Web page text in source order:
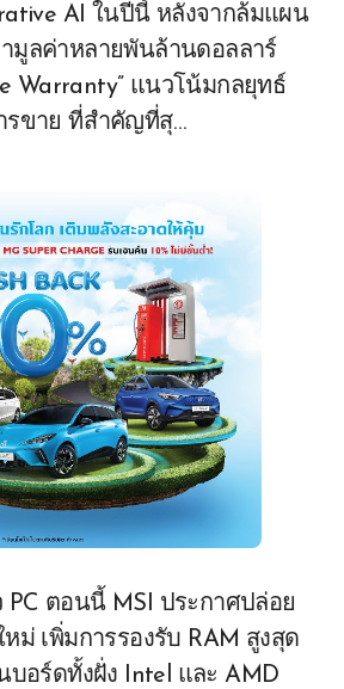
AI ในปีนี้ หลังจากล้มแผน
มูลค่าหลายพันล้านดอลลาร์
Warranty” แนวโน้มกลยุทธ์
รขาย ที่สำคัญที่สุ…
ตอนนี้ MSI ประกาศปล่อย
ม่ เพิ่มการรองรับ RAM สูงสุด
บอร์ดทั้งฝั่ง Intel และ AMD